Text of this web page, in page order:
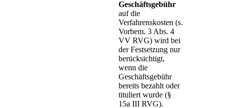
Geschäftsgebühr
auf die
Verfahrenskosten (s.
Vorbem. 3 Abs. 4
VV RVG) wird bei
der Festsetzung nur
berücksichtigt,
wenn die
Geschäftsgebühr
bereits bezahlt oder
tituliert wurde (§
15a III RVG).